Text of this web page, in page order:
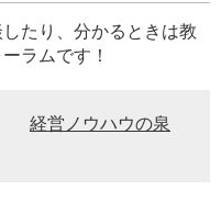
たり、分かるときは教
ラムです！
経営ノウハウの泉